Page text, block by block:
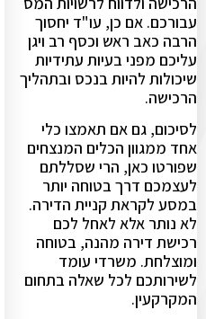
עבורכם. אם כן, עו"ד יחסוך
הרבה כאב ראש וכסף רב ויגן
עליכם מפני בעיות עתידיות
שיכולות להיות בנכס ובתהליך
הרכישה.
לסיכום, גם אם תאמצו כלי
אחד ממגוון הכלים המנצחים
שפורטו כאן, הרי שסללתם
לעצמכם דרך בטוחה יותר
במסע לקראת קניית הדירה.
לא נותר אלא לאחל לכם
רכישת דירה מהנה, בטוחה
ומוצלחת. משרדי עומד
לשירותכם לכל שאלה בתחום
המקרקעין.